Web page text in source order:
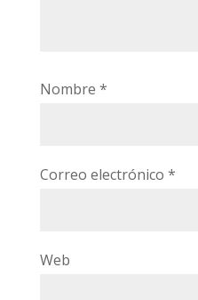
Nombre *
Correo electrónico *
Web